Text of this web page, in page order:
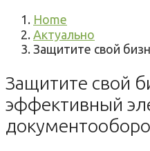
Home
Актуально
Защитите свой
Защитите свой
эффективный